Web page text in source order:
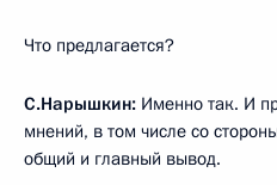
Что предлагается?
С.Нарышкин: Именно так. И
мнений, в том числе со
общий и главный вывод.